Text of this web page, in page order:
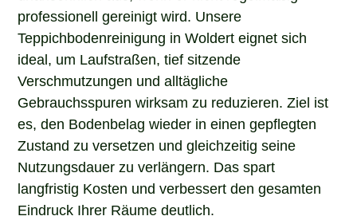
professionell gereinigt wird. Unsere
Teppichbodenreinigung in Woldert eignet sich
ideal, um Laufstraßen, tief sitzende
Verschmutzungen und alltägliche
Gebrauchsspuren wirksam zu reduzieren. Ziel ist
es, den Bodenbelag wieder in einen gepflegten
Zustand zu versetzen und gleichzeitig seine
Nutzungsdauer zu verlängern. Das spart
langfristig Kosten und verbessert den gesamten
Eindruck Ihrer Räume deutlich.